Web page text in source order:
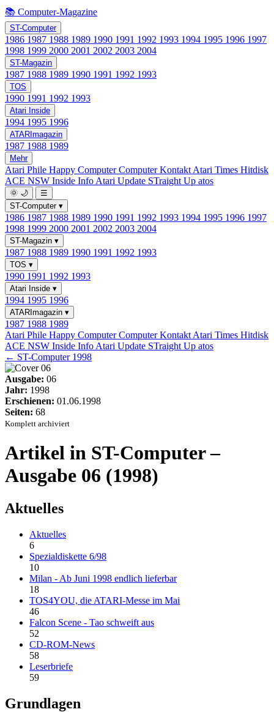
📚 Computer-Magazine
ST-Computer
1986 1987 1988 1989 1990 1991 1992 1993 1994 1995 1996 1997
1998 1999 2000 2001 2002 2003 2004
ST-Magazin
1987 1988 1989 1990 1991 1992 1993
TOS
1990 1991 1992 1993
Atari Inside
1994 1995 1996
ATARImagazin
1987 1988 1989
Mehr
Atari Phile Happy ComputerComputer Kontakt Atari Times Hitdisk
ACE NSW Inside Info Atari Update STraight Up atos
🌞 🌙
☰
ST-Computer ▾
1986 1987 1988 1989 1990 1991 1992 1993 1994 1995 1996 1997
1998 1999 2000 2001 2002 2003 2004
ST-Magazin ▾
1987 1988 1989 1990 1991 1992 1993
TOS ▾
1990 1991 1992 1993
Atari Inside ▾
1994 1995 1996
ATARImagazin ▾
1987 1988 1989
Atari Phile Happy ComputerComputer Kontakt Atari Times Hitdisk
ACE NSW Inside Info Atari Update STraight Up atos
← ST-Computer 1998
Ausgabe: 06
Jahr: 1998
Erschienen: 01.06.1998
Seiten: 68
Komplett archiviert
Artikel in ST-Computer –
Ausgabe 06 (1998)
Aktuelles
Aktuelles
6
Spezialdiskette 6/98
10
Milan - Ab Juni 1998 endlich lieferbar
18
TOS4YOU, die ATARI-Messe im Mai
46
Falcon Scene - Tao schweift aus
52
CD-ROM-News
58
Leserbriefe
59
Grundlagen